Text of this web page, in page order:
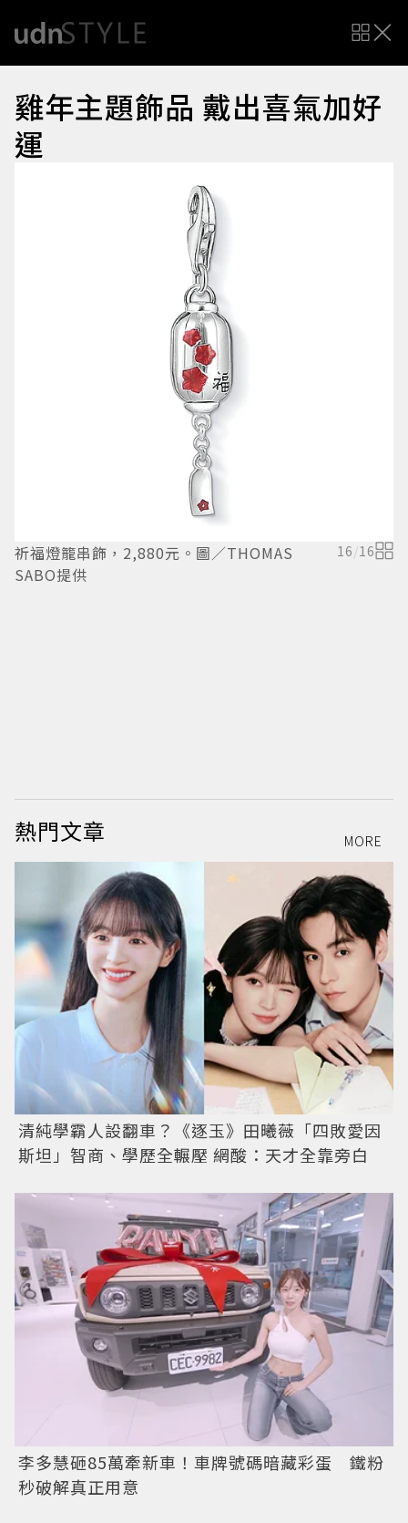
雞年主題飾品 戴出喜氣加好
運
祈福燈籠串飾，2,880元。圖／THOMAS
SABO提供
16/16
熱門文章 MORE
清純學霸人設翻車？《逐玉》田曦薇「四敗愛因
斯坦」智商、學歷全輾壓 網酸：天才全靠旁白
李多慧砸85萬牽新車！車牌號碼暗藏彩蛋 鐵粉
秒破解真正用意